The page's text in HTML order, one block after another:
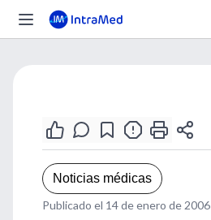
Noticias médicas
Publicado el 14 de enero de 2006